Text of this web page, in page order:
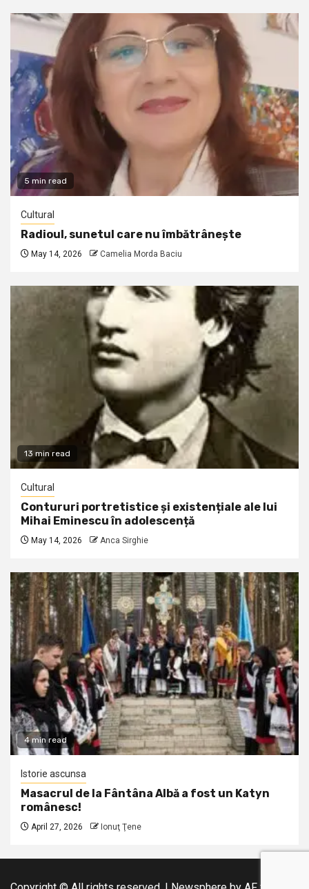
5 min read
Cultural
Radioul, sunetul care nu îmbătrânește
May 14, 2026 Camelia Morda Baciu
13 min read
Cultural
Contururi portretistice și existențiale ale lui
Mihai Eminescu în adolescență
May 14, 2026 Anca Sirghie
4 min read
Istorie ascunsa
Masacrul de la Fântâna Albă a fost un Katyn
românesc!
April 27, 2026 Ionuţ Ţene